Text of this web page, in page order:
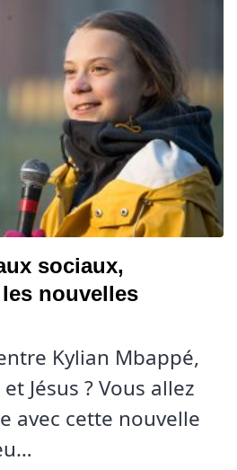
sociaux,
nouvelles
Kylian Mbappé,
Jésus ? Vous allez
avec cette nouvelle